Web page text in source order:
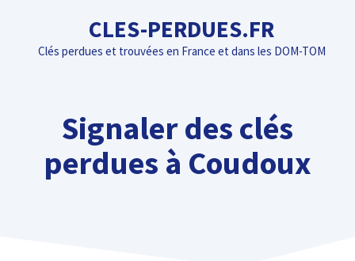
contenu
CLES-PERDUES.FR
Clés perdues et trouvées en France et dans les DOM-TOM
Signaler des clés
perdues à Coudoux